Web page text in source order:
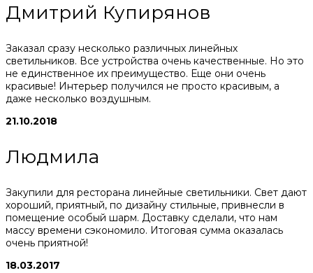
Дмитрий Купирянов
Заказал сразу несколько различных линейных
светильников. Все устройства очень качественные. Но это
не единственное их преимущество. Еще они очень
красивые! Интерьер получился не просто красивым, а
даже несколько воздушным.
21.10.2018
Людмила
Закупили для ресторана линейные светильники. Свет дают
хороший, приятный, по дизайну стильные, привнесли в
помещение особый шарм. Доставку сделали, что нам
массу времени сэкономило. Итоговая сумма оказалась
очень приятной!
18.03.2017